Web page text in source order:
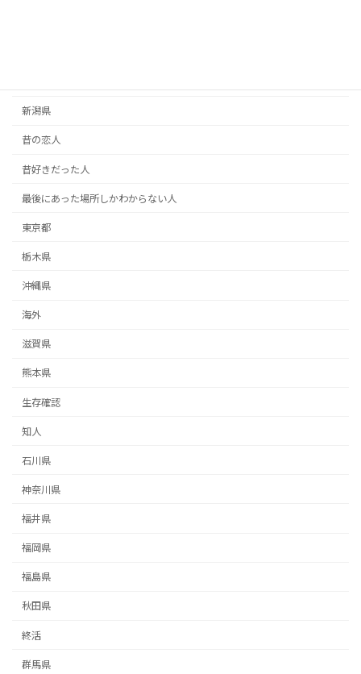
新潟県
昔の恋人
昔好きだった人
最後にあった場所しかわからない人
東京都
栃木県
沖縄県
海外
滋賀県
熊本県
生存確認
知人
石川県
神奈川県
福井県
福岡県
福島県
秋田県
終活
群馬県